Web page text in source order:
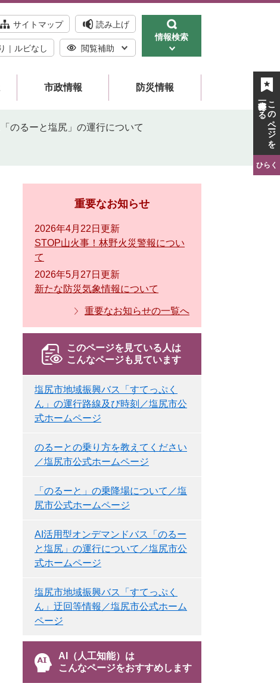
サイトマップ 読み上げ
ルビなし 閲覧補助
情報検索
市政情報 防災情報
のるーと塩尻」の運行について
重要なお知らせ
2026年4月22日更新
STOP山火事！林野火災警報につい
て
2026年5月27日更新
新たな防災気象情報について
重要なお知らせの一覧へ
このページを見ている人は
こんなページも見ています
塩尻市地域振興バス「すてっぷく
ん」の運行路線及び時刻／塩尻市公
式ホームページ
のるーとの乗り方を教えてください
／塩尻市公式ホームページ
「のるーと」の乗降場について／塩
尻市公式ホームページ
AI活用型オンデマンドバス「のるー
と塩尻」の運行について／塩尻市公
式ホームページ
塩尻市地域振興バス「すてっぷく
ん」迂回等情報／塩尻市公式ホーム
ページ
AI（人工知能）は
こんなページをおすすめします
このページを
一時保存する
ひらく